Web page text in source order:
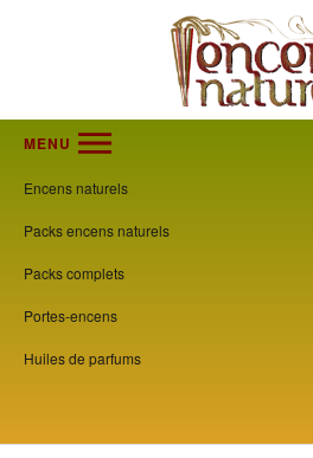
MENU
Encens naturels
Packs encens naturels
Packs complets
Portes-encens
Huiles de parfums